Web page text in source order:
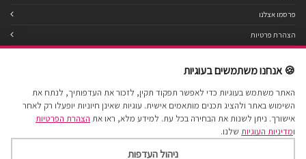
פרסמו אצלנו
הצהרת פרטיות
תנאי שימוש
הצהרת נגישות
מפת אתר
🍪 אנחנו משתמשים בעוגיות
האתר משתמש בעוגיות כדי לאפשר תפקוד תקין, לזכור את העדפותיך, לנתח את
השימוש באתר ולהציג תכנים מותאמים אישית. עוגיות שאינן חיוניות יופעלו רק לאחר
אישורך. ניתן לשנות את הבחירה בכל עת. למידע מלא, ראו את הצהרת הפרטיות
ומדיניות העוגיות שלנו.
ניהול העדפות